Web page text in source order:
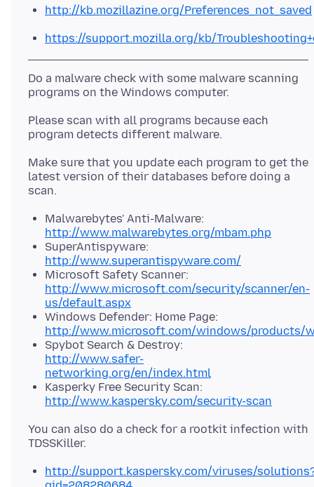
http://kb.mozillazine.org/Preferences_not_saved
https://support.mozilla.org/kb/
Do a malware check with some malware scanning
programs on the Windows computer.
Please scan with all programs because each
Make sure that you update each program to get the
latest version of their databases before doing a
Malwarebytes' Anti-Malware:
http://www.malwarebytes.org/mbam.php
SuperAntispyware:
http://www.superantispyware.com/
Microsoft Safety Scanner:
http://www.microsoft.com/security/scanner/en-
us/default.aspx
Windows Defender: Home Page:
http://www.microsoft.com/windows/products/
Spybot Search & Destroy:
http://www.safer-
networking.org/en/index.html
Kasperky Free Security Scan:
http://www.kaspersky.com/security-scan
You can also do a check for a rootkit infection with
http://support.kaspersky.com/viruses/